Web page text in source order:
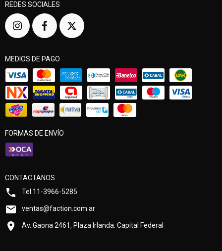
REDES SOCIALES
MEDIOS DE PAGO
FORMAS DE ENVÍO
CONTACTANOS
Tel 11-3966-5285
ventas@faction.com.ar
Av. Gaona 2461, Plaza Irlanda. Capital Federal